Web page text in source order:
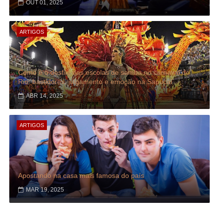
OUT 01, 2025
ARTIGOS
Como é o desfile das escolas de samba no carnaval do
Rio: bastidores, julgamento e emoção na Sapucaí
ABR 14, 2025
ARTIGOS
Apostando na casa mais famosa do país
MAR 19, 2025